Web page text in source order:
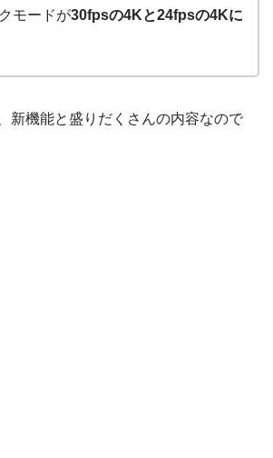
モードが30fpsの4Kと24fpsの4Kに
新機能と盛りだくさんの内容なので